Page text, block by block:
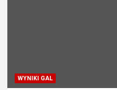
WYNIKI GAL